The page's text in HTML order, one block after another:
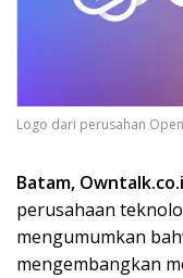
Logo dari perusahan
Batam,
perusahaan
mengumumkan
mengembangkan